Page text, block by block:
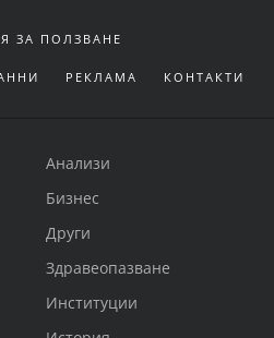
ЗА ПОЛЗВАНЕ
РЕКЛАМА КОНТАКТИ
Анализи
Бизнес
Други
Здравеопазване
Институции